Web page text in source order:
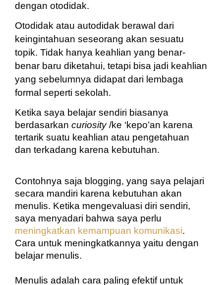
dengan otodidak.
Otodidak atau autodidak berawal dari
keingintahuan seseorang akan sesuatu
topik. Tidak hanya keahlian yang benar-
benar baru diketahui, tetapi bisa jadi keahlian
yang sebelumnya didapat dari lembaga
formal seperti sekolah.
Ketika saya belajar sendiri biasanya
berdasarkan curiosity /ke ‘kepo’an karena
tertarik suatu keahlian atau pengetahuan
dan terkadang karena kebutuhan.
Contohnya saja blogging, yang saya pelajari
secara mandiri karena kebutuhan akan
menulis. Ketika mengevaluasi diri sendiri,
meningkatkan kemampuan komunikasi.
Cara untuk meningkatkannya yaitu dengan
belajar menulis.
Menulis adalah cara paling efektif untuk